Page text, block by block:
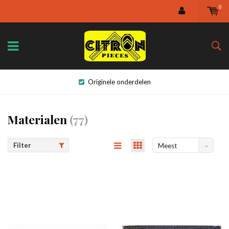
0
Originele onderdelen
Materialen (77)
Filter
Meest